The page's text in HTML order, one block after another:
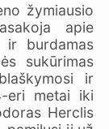
žymiausio
apie
ir burdamas
sukūrimas
ir
eri metai iki
Herclis